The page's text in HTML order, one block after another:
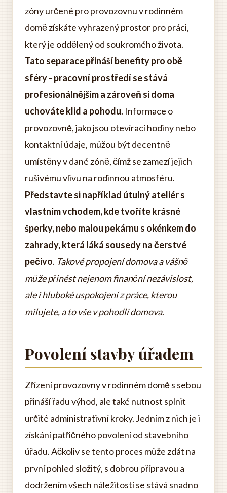
zóny určené pro provozovnu v rodinném
domě získáte vyhrazený prostor pro práci,
který je oddělený od soukromého života.
Tato separace přináší benefity pro obě
sféry - pracovní prostředí se stává
profesionálnějším a zároveň si doma
uchováte klid a pohodu. Informace o
provozovně, jako jsou otevírací hodiny nebo
kontaktní údaje, můžou být decentně
umístěny v dané zóně, čímž se zamezí jejich
rušivému vlivu na rodinnou atmosféru.
Představte si například útulný ateliér s
vlastním vchodem, kde tvoříte krásné
šperky, nebo malou pekárnu s okénkem do
zahrady, která láká sousedy na čerstvé
pečivo. Takové propojení domova a vášně
může přinést nejenom finanční nezávislost,
ale i hluboké uspokojení z práce, kterou
milujete, a to vše v pohodlí domova.
Povolení stavby úřadem
Zřízení provozovny v rodinném domě s sebou
přináší řadu výhod, ale také nutnost splnit
určité administrativní kroky. Jedním z nich je i
získání patřičného povolení od stavebního
úřadu. Ačkoliv se tento proces může zdát na
první pohled složitý, s dobrou přípravou a
dodržením všech náležitostí se stává snadno